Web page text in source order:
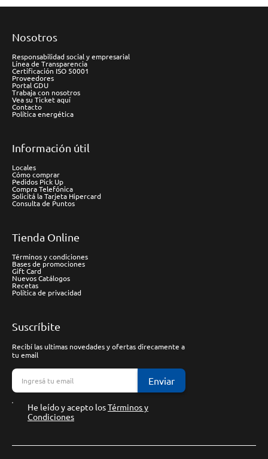
Nosotros
Responsabilidad social y empresarial
Línea de Transparencia
Certificación ISO 50001
Proveedores
Portal GDU
Trabaja con nosotros
Vea su Ticket aquí
Contacto
Política energética
Información útil
Locales
Cómo comprar
Pedidos Pick Up
Compra Telefónica
Solicitá la Tarjeta Hipercard
Consulta de Puntos
Tienda Online
Términos y condiciones
Bases de promociones
Gift Card
Nuevos Catálogos
Recetas
Política de privacidad
Suscríbite
Recibí las ultimas novedades y ofertas direcamente a
tu email
Enviar
He leído y acepto losTérminos y
Condiciones